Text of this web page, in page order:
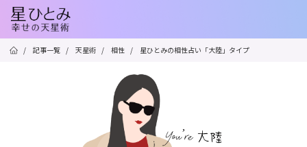
/ 記事一覧 / 天星術 / 相性 / 星ひとみの相性占い「大陸」タイプ